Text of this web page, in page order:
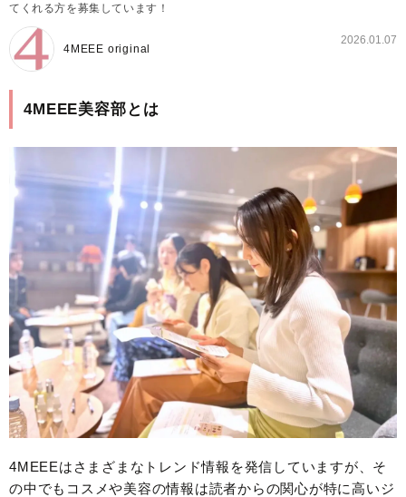
てくれる方を募集しています！
4MEEE original
2026.01.07
4MEEE美容部とは
4MEEEはさまざまなトレンド情報を発信していますが、そ
の中でもコスメや美容の情報は読者からの関心が特に高いジ